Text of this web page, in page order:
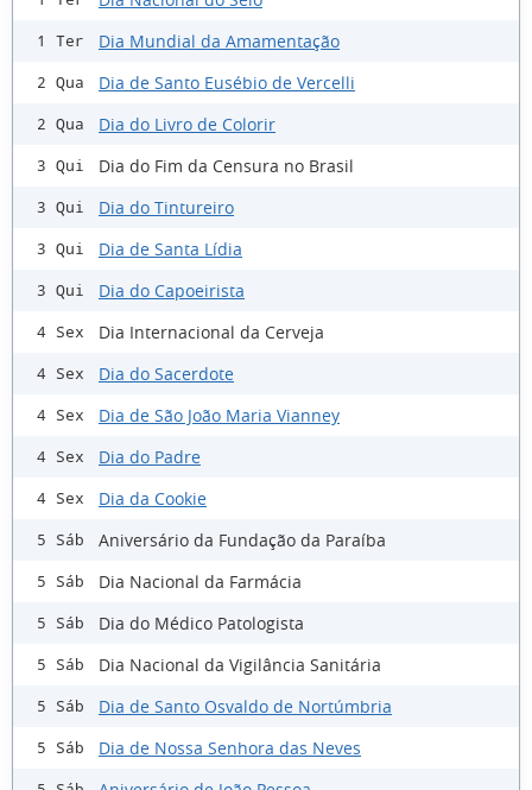
1 Ter Dia Mundial da Amamentação
2 Qua Dia de Santo Eusébio de Vercelli
2 Qua Dia do Livro de Colorir
3 Qui Dia do Fim da Censura no Brasil
3 Qui Dia do Tintureiro
3 Qui Dia de Santa Lídia
3 Qui Dia do Capoeirista
4 Sex Dia Internacional da Cerveja
4 Sex Dia do Sacerdote
4 Sex Dia de São João Maria Vianney
4 Sex Dia do Padre
4 Sex Dia da Cookie
5 Sáb Aniversário da Fundação da Paraíba
5 Sáb Dia Nacional da Farmácia
5 Sáb Dia do Médico Patologista
5 Sáb Dia Nacional da Vigilância Sanitária
5 Sáb Dia de Santo Osvaldo de Nortúmbria
5 Sáb Dia de Nossa Senhora das Neves